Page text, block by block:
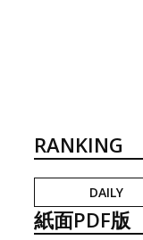
RANKING
DAILY
紙面PDF版